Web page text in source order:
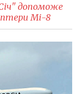
допоможе
Мі-8